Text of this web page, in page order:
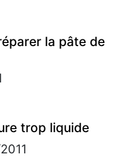
la pâte de
trop liquide